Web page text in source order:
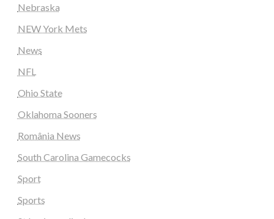
Nebraska
NEW York Mets
News
NFL
Ohio State
Oklahoma Sooners
România News
South Carolina Gamecocks
Sport
Sports